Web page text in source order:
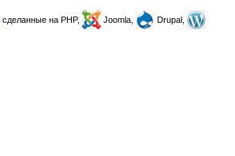
, сделанные на PHP, Joomla,
Drupal,